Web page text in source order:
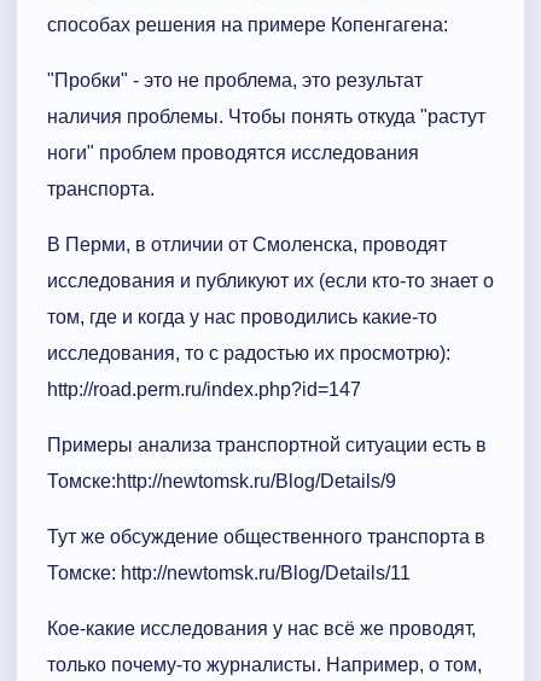
способах решения на примере Копенгагена:
"Пробки" - это не проблема, это результат
наличия проблемы. Чтобы понять откуда "растут
ноги" проблем проводятся исследования
транспорта.
В Перми, в отличии от Смоленска, проводят
исследования и публикуют их (если кто-то знает о
том, где и когда у нас проводились какие-то
исследования, то с радостью их просмотрю):
http://road.perm.ru/index.php?id=147
Примеры анализа транспортной ситуации есть в
Томске:http://newtomsk.ru/Blog/Details/9
Тут же обсуждение общественного транспорта в
Томске: http://newtomsk.ru/Blog/Details/11
Кое-какие исследования у нас всё же проводят,
только почему-то журналисты. Например, о том,